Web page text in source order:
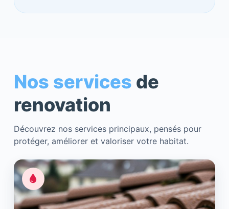
Nos services de
renovation
Découvrez nos services principaux, pensés pour
protéger, améliorer et valoriser votre habitat.